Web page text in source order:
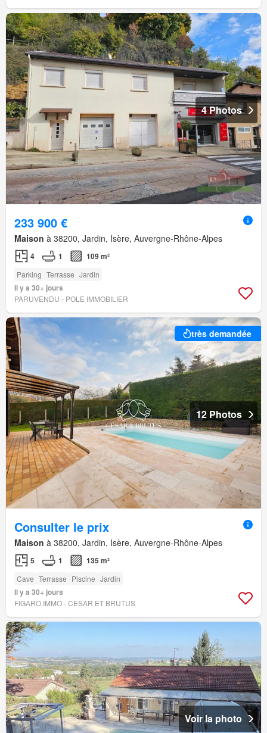
4 Photos
233 900 €
Maison à 38200, Jardin, Isère, Auvergne-Rhône-Alpes
4 1 109 m²
Parking Terrasse Jardin
Il y a 30+ jours
PARUVENDU - POLE IMMOBILIER
très demandée
12 Photos
Consulter le prix
Maison à 38200, Jardin, Isère, Auvergne-Rhône-Alpes
5 1 135 m²
Cave Terrasse Piscine Jardin
Il y a 30+ jours
FIGARO IMMO - CESAR ET BRUTUS
Voir la photo